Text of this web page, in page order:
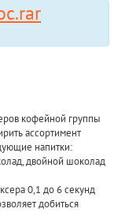
кофейной группы
ассортимент
напитки:
двойной шоколад
0,1 до 6 секунд
добиться